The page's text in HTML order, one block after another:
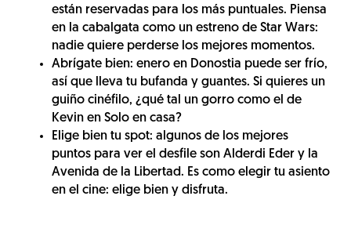
están reservadas para los más puntuales. Piensa
en la cabalgata como un estreno de Star Wars:
nadie quiere perderse los mejores momentos.
Abrígate bien: enero en Donostia puede ser frío,
así que lleva tu bufanda y guantes. Si quieres un
guiño cinéfilo, ¿qué tal un gorro como el de
Kevin en Solo en casa?
Elige bien tu spot: algunos de los mejores
puntos para ver el desfile son Alderdi Eder y la
Avenida de la Libertad. Es como elegir tu asiento
en el cine: elige bien y disfruta.